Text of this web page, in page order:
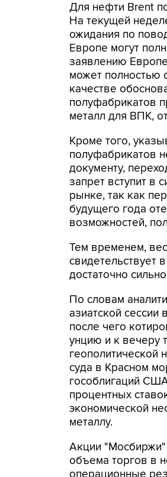
Для нефти Brent
На текущей
ожидания по
Европе могут
заявлению
может полностью
качестве
полуфабрикатов
металл для ВПК,
Кроме того,
полуфабрикатов
документу,
запрет вступит в
рынке, так как
будущего года
возможностей,
Тем временем,
свидетельствует
достаточно
По словам
азиатской
после чего
унцию и к вечеру
геополитической
суда в Красном
гособлигаций
процентных
экономической
металлу.
Акции "Мосбиржи"
объема торгов в